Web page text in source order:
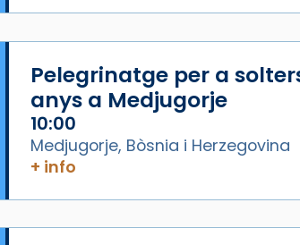
Pelegrinatge per a
anys a Medjugorje
10:00
Medjugorje, Bòsnia i Herzegovina
+ info